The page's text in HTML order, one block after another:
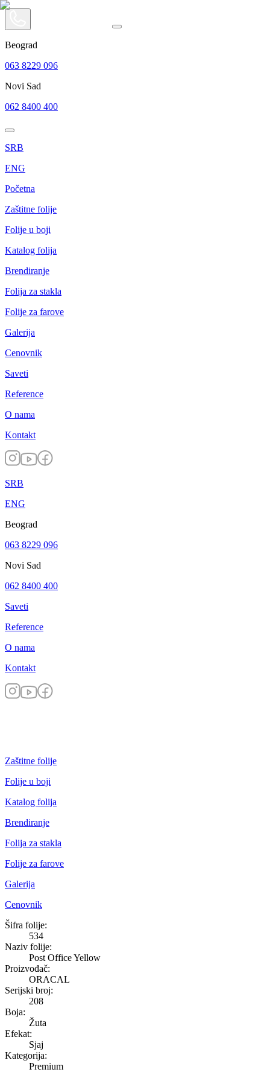
Beograd
063 8229 096
Novi Sad
062 8400 400
SRB
ENG
Početna
Zaštitne folije
Folije u boji
Katalog folija
Brendiranje
Folija za stakla
Folije za farove
Galerija
Cenovnik
Saveti
Reference
O nama
Kontakt
SRB
ENG
Beograd
063 8229 096
Novi Sad
062 8400 400
Saveti
Reference
O nama
Kontakt
Zaštitne folije
Folije u boji
Katalog folija
Brendiranje
Folija za stakla
Folije za farove
Galerija
Cenovnik
Post Office Yellow
Šifra folije:
534
Naziv folije:
Post Office Yellow
Proizvođač:
ORACAL
Serijski broj:
208
Boja:
Žuta
Efekat:
Sjaj
Kategorija:
Premium